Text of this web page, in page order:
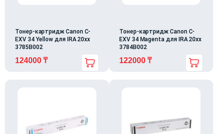
Тонер-картридж Canon C-
EXV 34 Yellow для IRA 20xx
3785B002
124000 ₸
Тонер-картридж Canon C-
EXV 34 Magenta для IRA 20xx
3784B002
122000 ₸